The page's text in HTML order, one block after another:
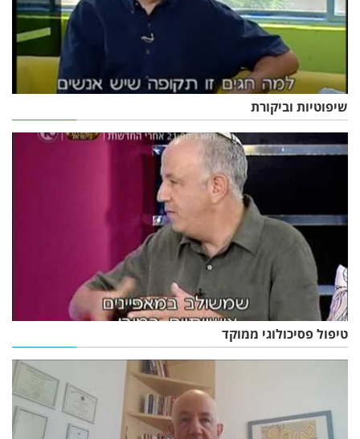
שיפוטיות וביקורת
טיפול פסיכולוגי ממוקד